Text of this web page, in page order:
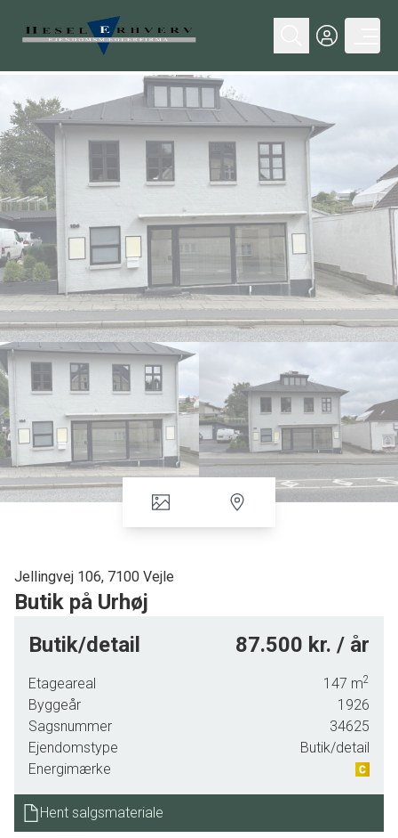
Jellingvej 106, 7100 Vejle
Butik på Urhøj
Har sidst huset en konditor
Lejemålet overtages som beset.
Butik/detail 87.500 kr. / år
Etageareal 147 m2
Byggeår
1926
Sagsnummer
34625
Ejendomstype
Butik/detail
Energimærke
Hent salgsmateriale